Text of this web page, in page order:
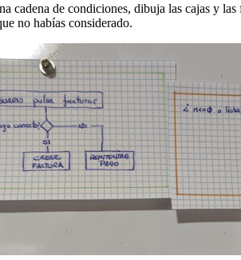
cadena de condiciones, dibuja las cajas y
no habías considerado.